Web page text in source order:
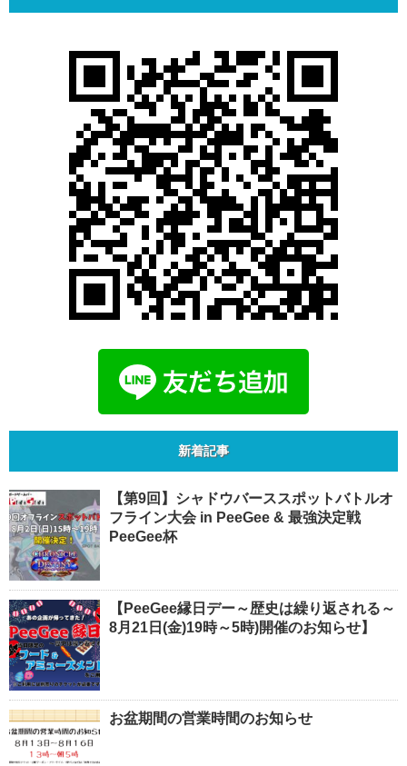
新着記事
【第9回】シャドウバーススポットバトルオ
フライン大会 in PeeGee & 最強決定戦
PeeGee杯
【PeeGee縁日デー～歴史は繰り返される～
8月21日(金)19時～5時)開催のお知らせ】
お盆期間の営業時間のお知らせ